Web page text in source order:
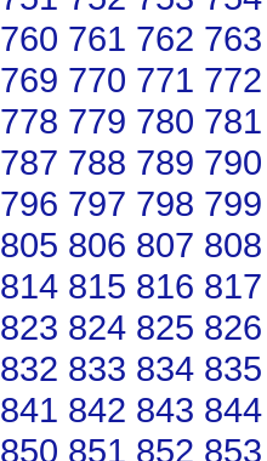
760 761 762 763
769 770 771 772
778 779 780 781
787 788 789 790
796 797 798 799
805 806 807 808
814 815 816 817
823 824 825 826
832 833 834 835
841 842 843 844
850 851 852 853